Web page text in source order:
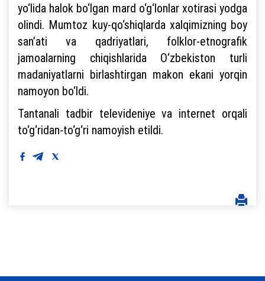
yo‘lida halok bo‘lgan mard o‘g‘lonlar xotirasi yodga
olindi. Mumtoz kuy-qo‘shiqlarda xalqimizning boy
san’ati va qadriyatlari, folklor-etnografik
jamoalarning chiqishlarida O‘zbekiston turli
madaniyatlarni birlashtirgan makon ekani yorqin
namoyon bo‘ldi.
Tantanali tadbir televideniye va internet orqali
to‘g‘ridan-to‘g‘ri namoyish etildi.